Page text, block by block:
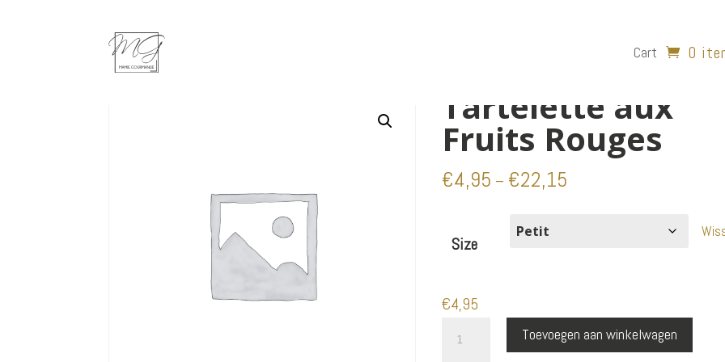
Cart 0
Home/Patisseries
Tartelette aux
Fruits Rouges
€4,95 – €22,15
Size
€4,95
Tartelette
Toevoegen aan winkelwagen